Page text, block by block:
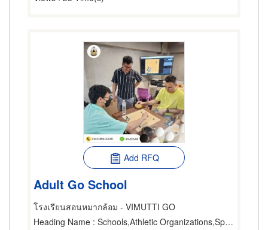
Add RFQ
Adult Go School
โรงเรียนสอนหมากล้อม - VIMUTTI GO
Heading Name : Schools,Athletic Organizations,Sports Promoters